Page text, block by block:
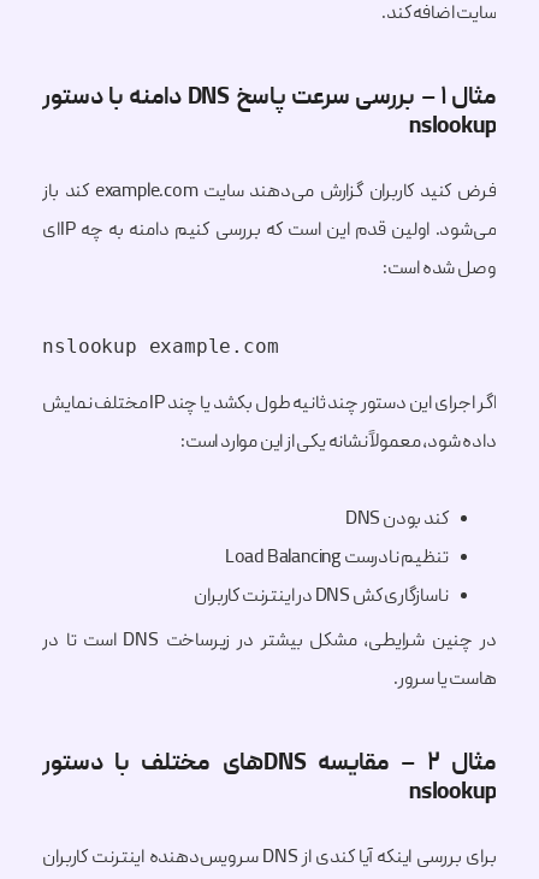
سایت اضافه کند.
مثال ۱ – بررسی سرعت پاسخ DNS دامنه با دستور
nslookup
فرض کنید کاربران گزارش می‌دهند سایت example.com کند باز
می‌شود. اولین قدم این است که بررسی کنیم دامنه به چه IPای
وصل شده است:
nslookup example.com
اگر اجرای این دستور چند ثانیه طول بکشد یا چند IP مختلف نمایش
داده شود، معمولاً نشانه یکی از این موارد است:
کند بودن DNS
تنظیم نادرست Load Balancing
ناسازگاری کش DNS در اینترنت کاربران
در چنین شرایطی، مشکل بیشتر در زیرساخت DNS است تا در
هاست یا سرور.
مثال ۲ – مقایسه DNSهای مختلف با دستور
nslookup
برای بررسی اینکه آیا کندی از DNS سرویس‌دهنده اینترنت کاربران